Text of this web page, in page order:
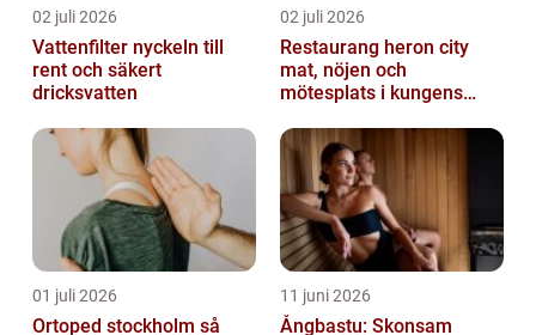
02 juli 2026
Vattenfilter nyckeln till
rent och säkert
dricksvatten
02 juli 2026
Restaurang heron city
mat, nöjen och
mötesplats i kungens
01 juli 2026
Ortoped stockholm så
11 juni 2026
Ångbastu: Skonsam